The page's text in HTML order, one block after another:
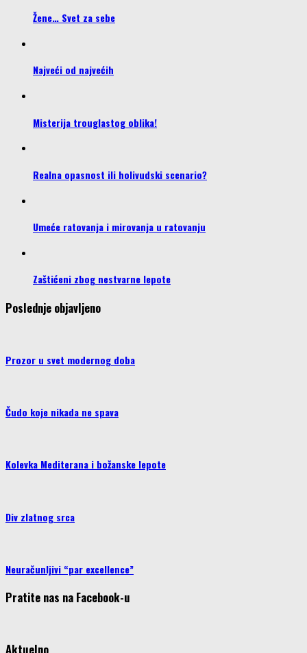
Žene… Svet za sebe
Najveći od najvećih
Misterija trouglastog oblika!
Realna opasnost ili holivudski scenario?
Umeće ratovanja i mirovanja u ratovanju
Zaštićeni zbog nestvarne lepote
Poslednje objavljeno
Prozor u svet modernog doba
Čudo koje nikada ne spava
Kolevka Mediterana i božanske lepote
Div zlatnog srca
Neuračunljivi “par excellence”
Pratite nas na Facebook-u
Aktuelno